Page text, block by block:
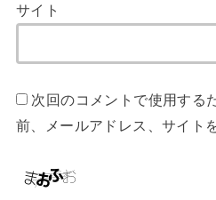
サイト
次回のコメントで使用する
前、メールアドレス、サイト